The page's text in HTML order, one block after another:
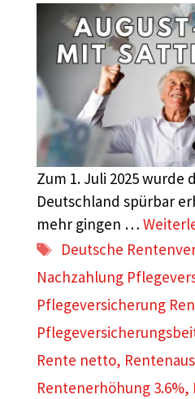
Zum 1. Juli 2025 wurde
Deutschland spürbar
mehr gingen …
Schlagwörter
Deutsche
Nachzahlung
Pflegeversicherung
Rente netto,
Rentenerhöhung 3.6%,